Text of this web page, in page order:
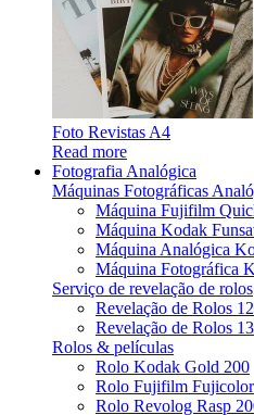
Foto Revistas A4
Read more
Fotografia Analógica
Máquinas Fotográficas
Máquina Fujifilm
Máquina Kodak
Máquina Analógica
Máquina Fotográfica
Serviço de revelação de rolos
Revelação de Rolos
Revelação de Rolos
Rolos & películas
Rolo Kodak Gold 200
Rolo Fujifilm
Rolo Revolog Rasp